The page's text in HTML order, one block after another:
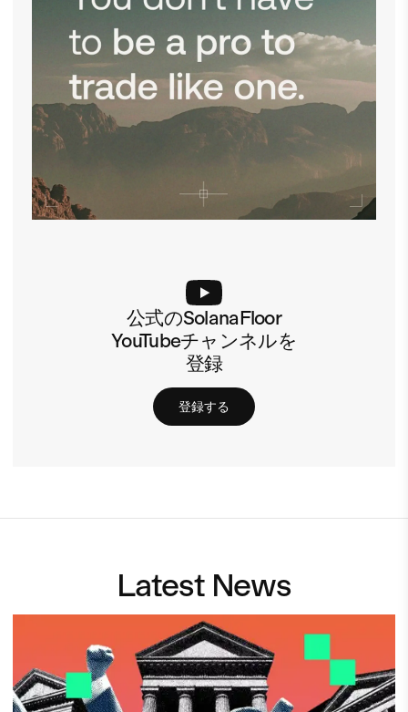
公式のSolanaFloor
YouTubeチャンネルを
登録
登録する
Latest News